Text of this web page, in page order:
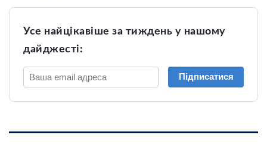
Усе найцікавіше за тиждень у нашому
дайджесті:
Підписатися